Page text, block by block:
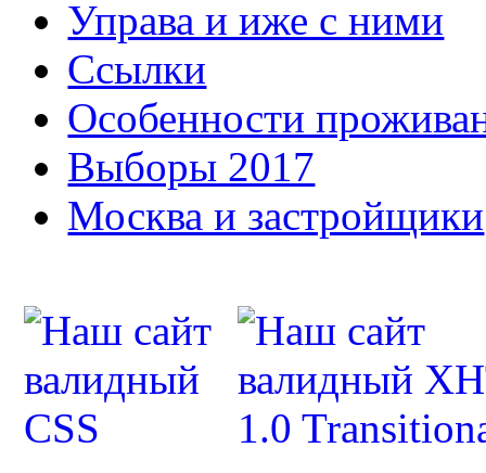
Управа и иже с ними
Ссылки
Особенности
Выборы 2017
Москва и застройщики